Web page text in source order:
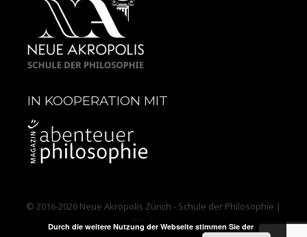
IN KOOPERATION MIT
© 2016-2026 Neue Akropolis Zürich - Schule der Philosophie |
Durch die weitere Nutzung der Webseite stimmen Sie der